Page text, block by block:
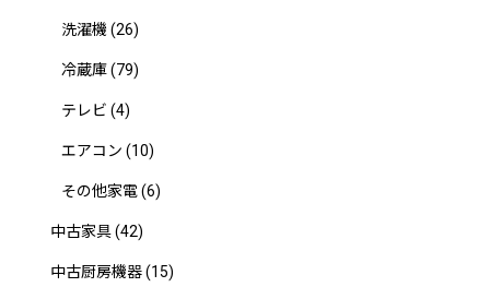
洗濯機(26)
冷蔵庫(79)
テレビ (4)
エアコン (10)
その他家電(6)
中古家具(42)
中古厨房機器(15)